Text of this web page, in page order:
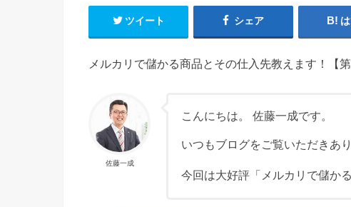
ツイート シェア
メルカリで儲かる商品とその仕入先教えます！【第
佐藤一成
こんにちは。 佐藤一成です。
いつもブログをご覧いただきあ
今回は大好評「メルカリで儲か